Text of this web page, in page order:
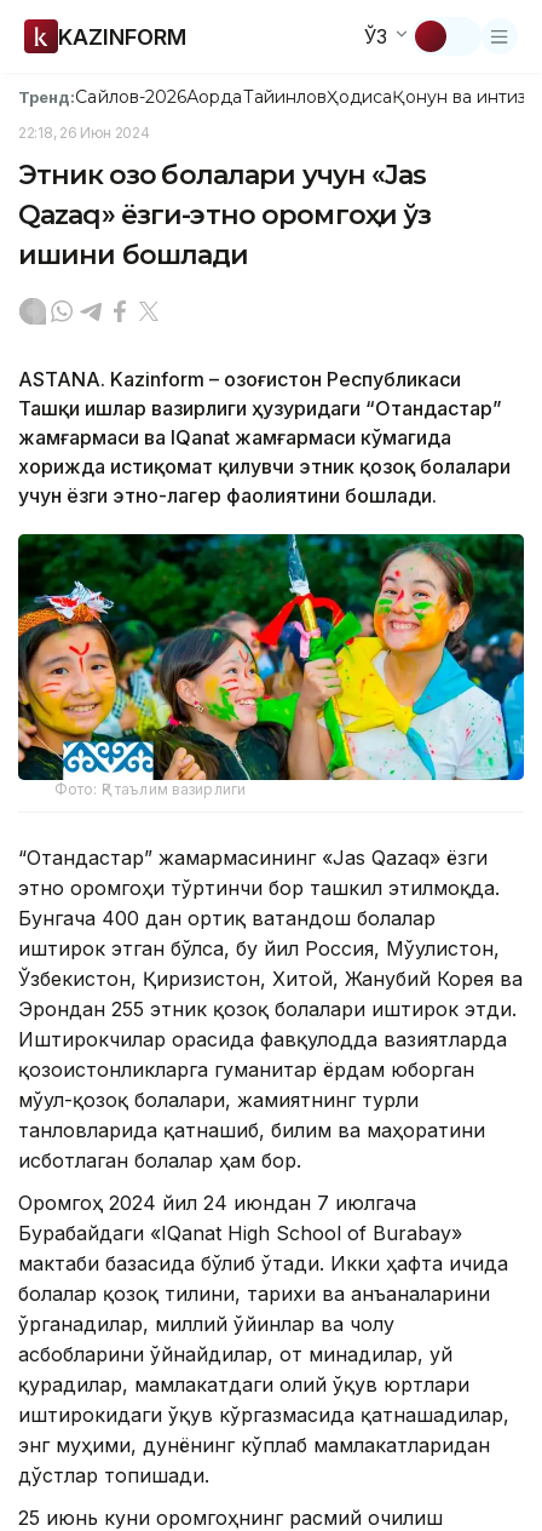
KAZINFORM ЎЗ
Тренд:Сайлов-2026АқордаТайинловҲодисаҚонун ва
22:18, 26 Июн 2024
Этник қозоқ болалари учун «Jas
Qazaq» ёзги-этно оромгоҳи ўз
ишини бошлади
ASTANA. Kazinform – Қозоғистон Республикаси
Ташқи ишлар вазирлиги ҳузуридаги “Отандастар”
жамғармаси ва IQanat жамғармаси кўмагида
хорижда истиқомат қилувчи этник қозоқ болалари
учун ёзги этно-лагер фаолиятини бошлади.
Фото: ҚР таълим вазирлиги
“Отандастар” жамғармасининг «Jas Qazaq» ёзги
этно оромгоҳи тўртинчи бор ташкил этилмоқда.
Бунгача 400 дан ортиқ ватандош болалар
иштирок этган бўлса, бу йил Россия, Мўғулистон,
Ўзбекистон, Қирғизистон, Хитой, Жанубий Корея ва
Эрондан 255 этник қозоқ болалари иштирок этди.
Иштирокчилар орасида фавқулодда вазиятларда
қозоғистонликларга гуманитар ёрдам юборган
мўғул-қозоқ болалари, жамиятнинг турли
танловларида қатнашиб, билим ва маҳоратини
исботлаган болалар ҳам бор.
Оромгоҳ 2024 йил 24 июндан 7 июлгача
Бурабайдаги «IQanat High School of Burabay»
мактаби базасида бўлиб ўтади. Икки ҳафта ичида
болалар қозоқ тилини, тарихи ва анъаналарини
ўрганадилар, миллий ўйинлар ва чолғу
асбобларини ўйнайдилар, от минадилар, уй
қурадилар, мамлакатдаги олий ўқув юртлари
иштирокидаги ўқув кўргазмасида қатнашадилар,
энг муҳими, дунёнинг кўплаб мамлакатларидан
дўстлар топишади.
25 июнь куни оромгоҳнинг расмий очилиш